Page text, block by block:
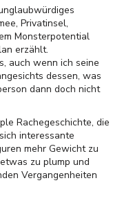
Privatinsel,
Monsterpotential
erzählt.
auch wenn ich seine
dessen, was
dann doch nicht
Rachegeschichte, die
interessante
mehr Gewicht zu
zu plump und
Vergangenheiten